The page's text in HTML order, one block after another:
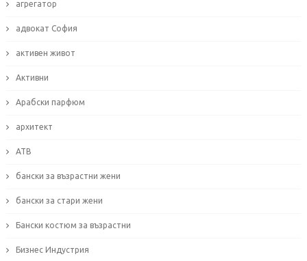
агрегатор
адвокат София
активен живот
Активни
Арабски парфюм
архитект
АТВ
бански за възрастни жени
бански за стари жени
Бански костюм за възрастни
Бизнес Индустрия